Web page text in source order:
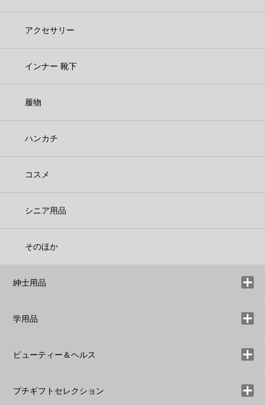
アクセサリー
インナー 靴下
履物
ハンカチ
コスメ
シニア用品
そのほか
紳士用品
学用品
ビューティー＆ヘルス
プチギフトセレクション